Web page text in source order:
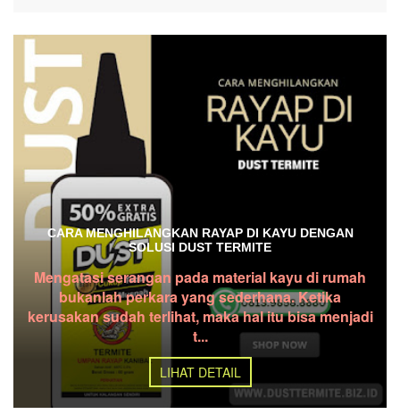
CARA MENGHILANGKAN RAYAP DI KAYU DENGAN
SOLUSI DUST TERMITE
Mengatasi serangan pada material kayu di rumah
bukanlah perkara yang sederhana. Ketika
kerusakan sudah terlihat, maka hal itu bisa menjadi
t...
LIHAT DETAIL